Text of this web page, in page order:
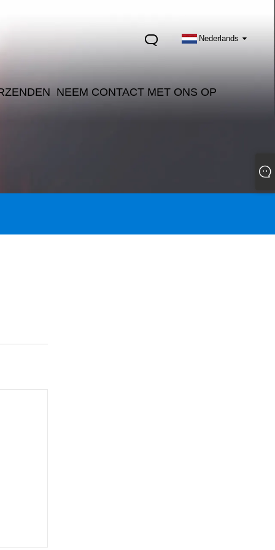
Nederlands
NEEM CONTACT MET ONS OP